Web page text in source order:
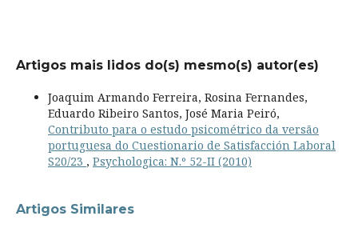
Artigos mais lidos do(s) mesmo(s) autor(es)
Joaquim Armando Ferreira, Rosina Fernandes,
Eduardo Ribeiro Santos, José Maria Peiró,
Contributo para o estudo psicométrico da versão
portuguesa do Cuestionario de Satisfacción Laboral
S20/23 , Psychologica: N.º 52-II (2010)
Artigos Similares